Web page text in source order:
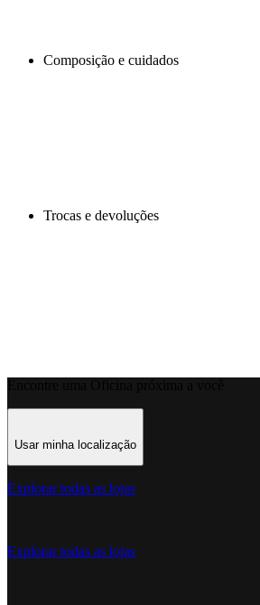
Composição e cuidados
Trocas e devoluções
Usar minha localização
Explorar todas as lojas
Explorar todas as lojas